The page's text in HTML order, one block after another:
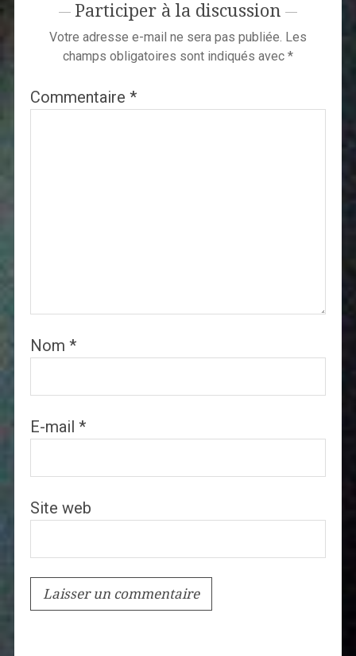
Participer à la discussion
Votre adresse e-mail ne sera pas publiée. Les
champs obligatoires sont indiqués avec *
Commentaire *
Nom *
E-mail *
Site web